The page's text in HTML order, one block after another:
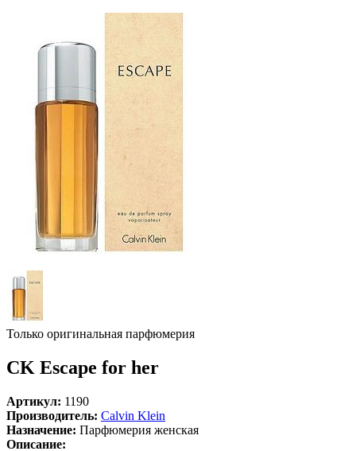
Только оригинальная парфюмерия
CK Escape for her
Артикул: 1190
Производитель: Calvin Klein
Назначение: Парфюмерия женская
Описание: